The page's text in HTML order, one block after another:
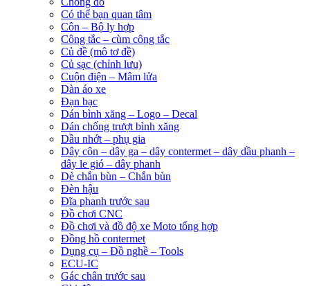
Có thể bạn quan tâm
Côn – Bộ ly hợp
Công tắc – cùm công tắc
Củ đề (mô tơ đề)
Củ sạc (chỉnh lưu)
Cuộn điện – Mâm lửa
Dàn áo xe
Đạn bạc
Dán bình xăng – Logo – Decal
Dán chống trượt bình xăng
Dầu nhớt – phụ gia
Dây côn – dây ga – dây contermet – dây dầu phanh –
dây le gió – dây phanh
Dè chắn bùn – Chắn bùn
Đèn hậu
Đĩa phanh trước sau
Đồ chơi CNC
Đồ chơi và đồ độ xe Moto tổng hợp
Đồng hồ contermet
Dụng cụ – Đồ nghề – Tools
ECU-IC
Gác chân trước sau